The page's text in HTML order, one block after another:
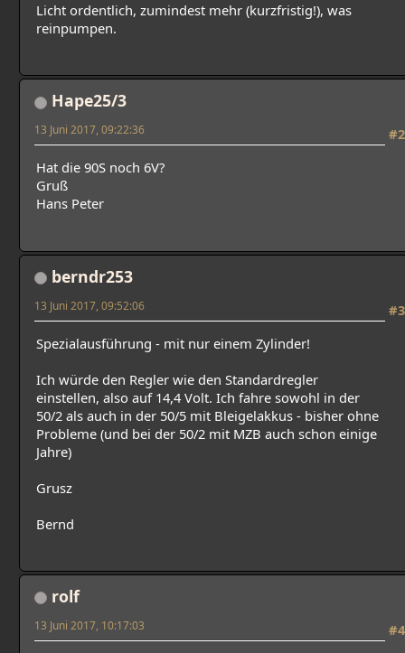
Licht ordentlich, zumindest mehr (kurzfristig!), was
reinpumpen.
Hape25/3
#2
13 Juni 2017, 09:22:36
Hat die 90S noch 6V?
Gruß
Hans Peter
berndr253
#3
13 Juni 2017, 09:52:06
Spezialausführung - mit nur einem Zylinder!
Ich würde den Regler wie den Standardregler
einstellen, also auf 14,4 Volt. Ich fahre sowohl in der
50/2 als auch in der 50/5 mit Bleigelakkus - bisher ohne
Probleme (und bei der 50/2 mit MZB auch schon einige
Jahre)
Grusz
Bernd
rolf
#4
13 Juni 2017, 10:17:03